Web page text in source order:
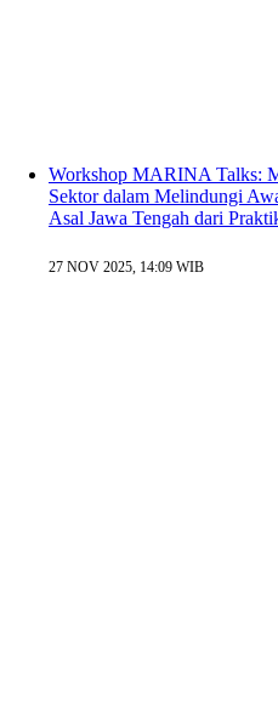
Workshop MARINA Talks:
Sektor dalam Melindungi
Asal Jawa Tengah dari
27 NOV 2025, 14:09 WIB